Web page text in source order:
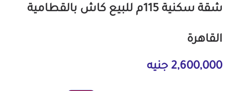
شقة سكنية 115م للبيع كاش بالقطامية
القاهرة
2,600,000 جنيه